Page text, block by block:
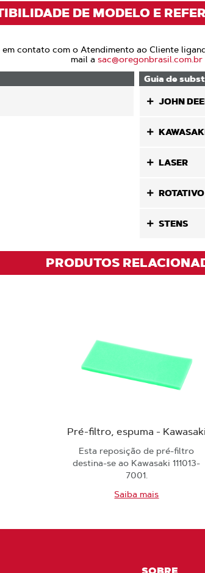
DE MODELO E
em contato com o Atendimento ao Cliente
mail a sac@oregonbrasil.com.br
Guia de
JOHN
LASER
ROTATIVO
STENS
PRODUTOS
Pré-filtro, espuma - Kawasaki
Esta reposição de pré-filtro
destina-se ao Kawasaki 111013-
7001.
Saiba mais
SOBRE